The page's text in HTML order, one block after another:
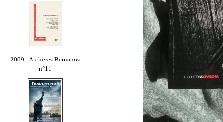
2009 - Archives Bernanos
n°11